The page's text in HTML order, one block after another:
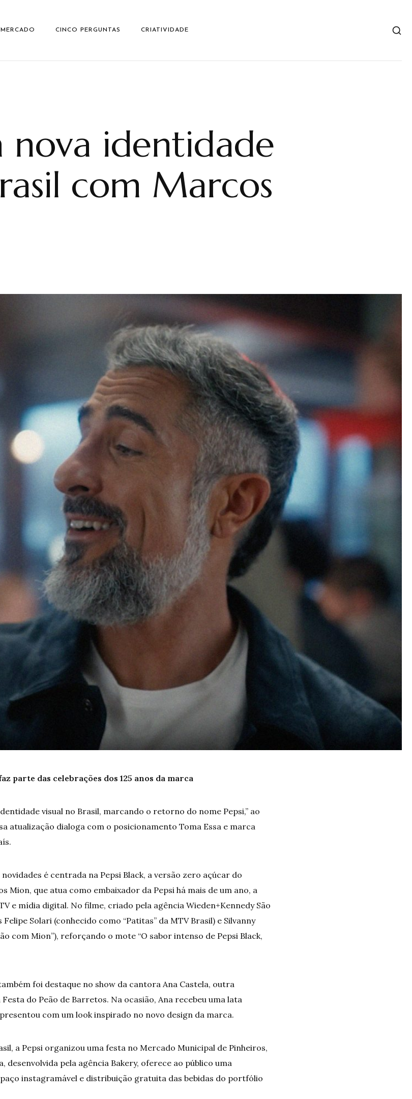
MERCADO CINCO PERGUNTAS CRIATIVIDADE
nova identidade
com Marcos
parte das celebrações dos 125 anos da marca
visual no Brasil, marcando o retorno do nome Pepsi,” ao
atualização dialoga com o posicionamento Toma Essa e marca
é centrada na Pepsi Black, a versão zero açúcar do
que atua como embaixador da Pepsi há mais de um ano, a
e mídia digital. No filme, criado pela agência Wieden+Kennedy São
Solari (conhecido como “Patitas” da MTV Brasil) e Silvanny
com Mion”), reforçando o mote “O sabor intenso de Pepsi Black,
foi destaque no show da cantora Ana Castela, outra
do Peão de Barretos. Na ocasião, Ana recebeu uma lata
com um look inspirado no novo design da marca.
a Pepsi organizou uma festa no Mercado Municipal de Pinheiros,
desenvolvida pela agência Bakery, oferece ao público uma
instagramável e distribuição gratuita das bebidas do portfólio